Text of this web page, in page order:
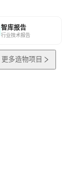
智库报告
行业技术报告
更多造物项目